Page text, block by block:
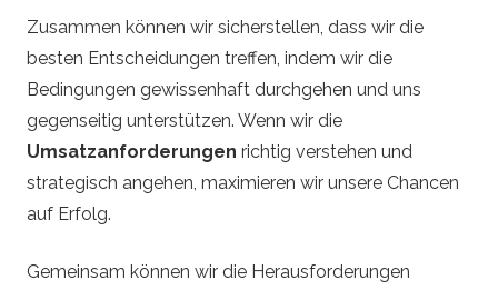
Zusammen können wir sicherstellen, dass wir die
besten Entscheidungen treffen, indem wir die
Bedingungen gewissenhaft durchgehen und uns
gegenseitig unterstützen. Wenn wir die
Umsatzanforderungen richtig verstehen und
strategisch angehen, maximieren wir unsere Chancen
auf Erfolg.
Gemeinsam können wir die Herausforderungen